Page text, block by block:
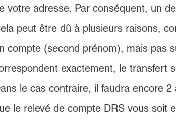
votre adresse. Par conséquent, un
peut être dû à plusieurs raisons,
compte (second prénom), mais pas
exactement, le transfert
le cas contraire, il faudra encore
le relevé de compte DRS vous soit